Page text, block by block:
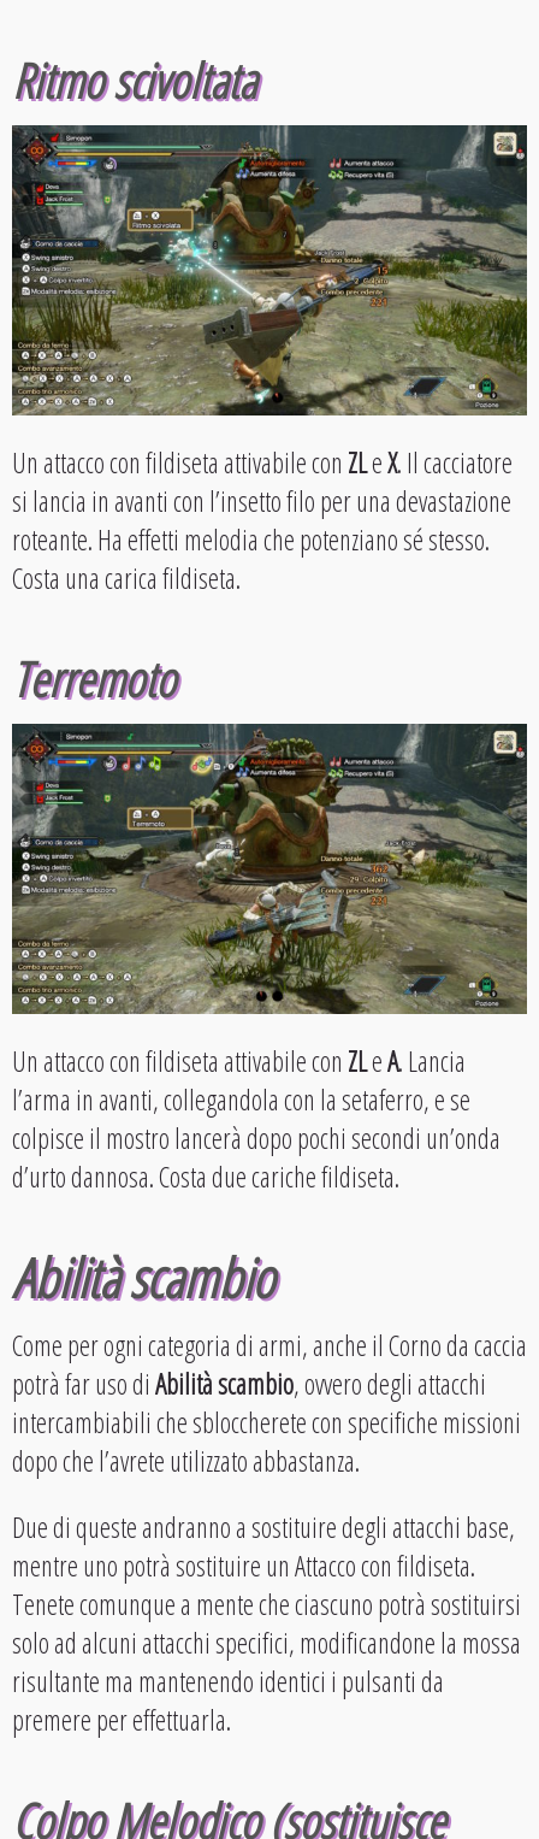
Ritmo scivoltata
Un attacco con fildiseta attivabile con ZLeX. Il cacciatore
si lancia in avanti con l’insetto filo per una devastazione
roteante. Ha effetti melodia che potenziano sé stesso.
Costa una carica fildiseta.
Terremoto
Un attacco con fildiseta attivabile con ZLeA. Lancia
l’arma in avanti, collegandola con la setaferro, e se
colpisce il mostro lancerà dopo pochi secondi un’onda
d’urto dannosa. Costa due cariche fildiseta.
Abilità scambio
Come per ogni categoria di armi, anche il Corno da caccia
potrà far uso diAbilità scambio, ovvero degli attacchi
intercambiabili che sbloccherete con specifiche missioni
dopo che l’avrete utilizzato abbastanza.
Due di queste andranno a sostituire degli attacchi base,
mentre uno potrà sostituire un Attacco con fildiseta.
Tenete comunque a mente che ciascuno potrà sostituirsi
solo ad alcuni attacchi specifici, modificandone la mossa
risultante ma mantenendo identici i pulsanti da
premere per effettuarla.
Colpo Melodico (sostituisce